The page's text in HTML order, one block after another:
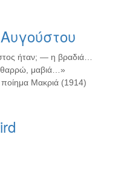
ήταν; — η βραδιά…
θαρρώ, μαβιά…»
Μακριά (1914)